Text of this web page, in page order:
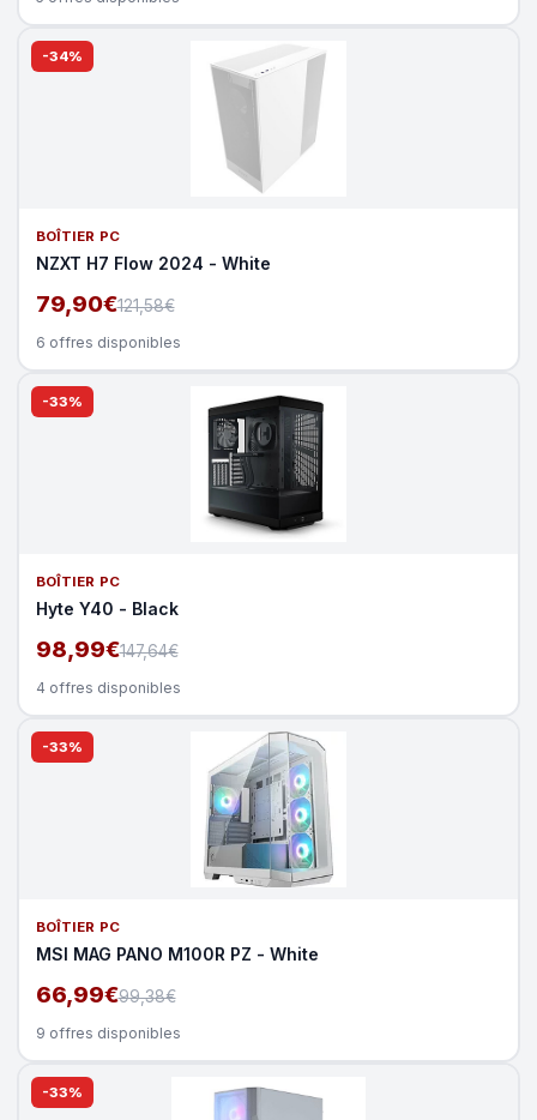
-34%
BOÎTIER PC
NZXT H7 Flow 2024 - White
79,90€121,58€
6 offres disponibles
-33%
BOÎTIER PC
Hyte Y40 - Black
98,99€147,64€
4 offres disponibles
-33%
BOÎTIER PC
MSI MAG PANO M100R PZ - White
66,99€99,38€
9 offres disponibles
-33%